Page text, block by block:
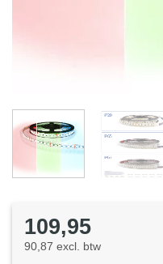
109,95
90,87 excl. btw